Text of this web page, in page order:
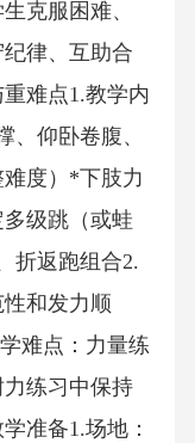
克服困难、
律、互助合
难点1.教学内
仰卧卷腹、
度）*下肢力
级跳（或蛙
折返跑组合2.
和发力顺
难点：力量练
练习中保持
准备1.场地：